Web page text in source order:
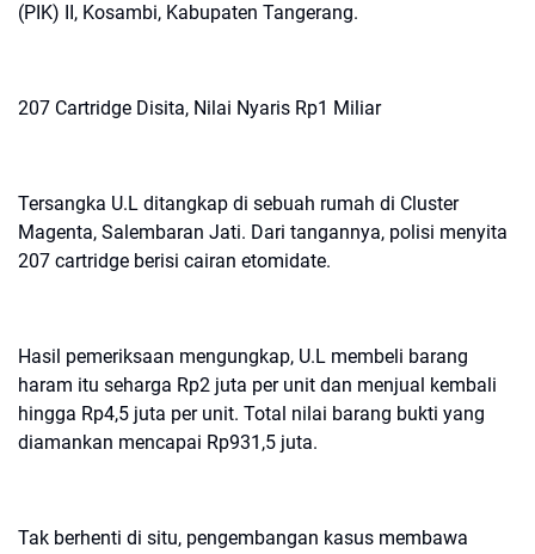
(PIK) II, Kosambi, Kabupaten Tangerang.
‎207 Cartridge Disita, Nilai Nyaris Rp1 Miliar
‎Tersangka U.L ditangkap di sebuah rumah di Cluster
Magenta, Salembaran Jati. Dari tangannya, polisi menyita
207 cartridge berisi cairan etomidate.
‎Hasil pemeriksaan mengungkap, U.L membeli barang
haram itu seharga Rp2 juta per unit dan menjual kembali
hingga Rp4,5 juta per unit. Total nilai barang bukti yang
diamankan mencapai Rp931,5 juta.
‎Tak berhenti di situ, pengembangan kasus membawa